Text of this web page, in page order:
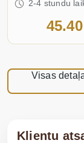
2-4 stundu
Visas
Klientu